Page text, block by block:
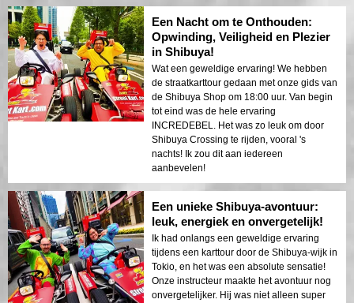
sightseeing en maakte zelfs meer dan 40
foto's van ons - allemaal inbegrepen. Ik
hoefde niets extra's te betalen voor de
foto's. Ik had een absolute blast en zou
deze activiteit zeker aanbevelen voor je
vakantie!
Een Nacht om te Onthouden:
Opwinding, Veiligheid en Plezier
in Shibuya!
Wat een geweldige ervaring! We hebben
de straatkarttour gedaan met onze gids van
de Shibuya Shop om 18:00 uur. Van begin
tot eind was de hele ervaring
INCREDEBEL. Het was zo leuk om door
Shibuya Crossing te rijden, vooral 's
nachts! Ik zou dit aan iedereen
aanbevelen!
Een unieke Shibuya-avontuur:
leuk, energiek en onvergetelijk!
Ik had onlangs een geweldige ervaring
tijdens een karttour door de Shibuya-wijk in
Tokio, en het was een absolute sensatie!
Onze instructeur maakte het avontuur nog
onvergetelijker. Hij was niet alleen super